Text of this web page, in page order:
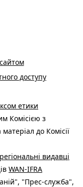
доступу
етики
Комісією з
до Комісії
видавці
WAN-IFRA
"Прес-служба",